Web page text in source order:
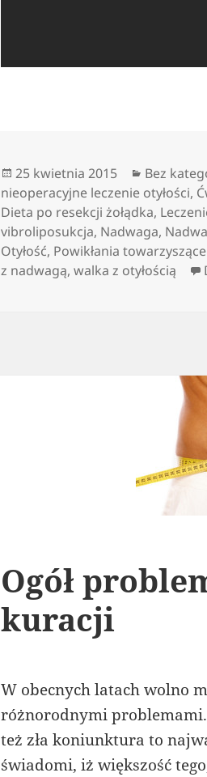
Data
publikacji
25 kwietnia 2015 Kategorie
Bez
nieoperacyjne leczenie otyłości,
Dieta po resekcji żołądka,
vibroliposukcja, Nadwaga,
Otyłość, Powikłania
z nadwagą,walka z otyłością
Ogół
kuracji
W obecnych latach wolno
różnorodnymi
też zła koniunktura to
świadomi, iż większość